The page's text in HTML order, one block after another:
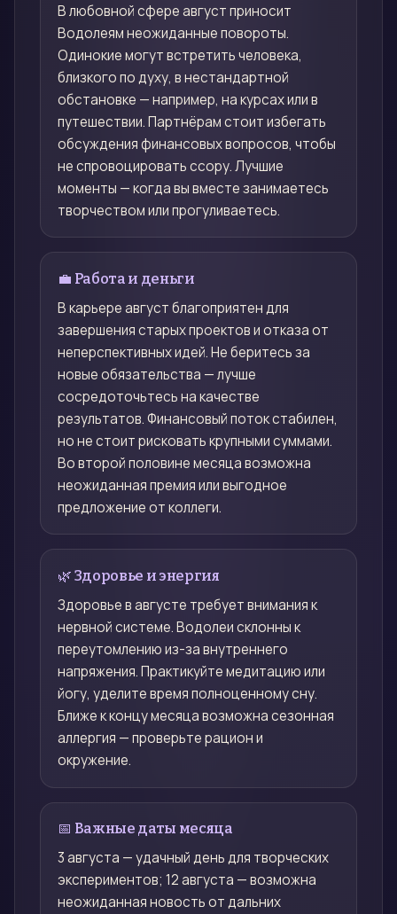
В любовной сфере август приносит
Водолеям неожиданные повороты.
Одинокие могут встретить человека,
близкого по духу, в нестандартной
обстановке — например, на курсах или в
путешествии. Партнёрам стоит избегать
обсуждения финансовых вопросов, чтобы
не спровоцировать ссору. Лучшие
моменты — когда вы вместе занимаетесь
творчеством или прогуливаетесь.
💼 Работа и деньги
В карьере август благоприятен для
завершения старых проектов и отказа от
неперспективных идей. Не беритесь за
новые обязательства — лучше
сосредоточьтесь на качестве
результатов. Финансовый поток стабилен,
но не стоит рисковать крупными суммами.
Во второй половине месяца возможна
неожиданная премия или выгодное
предложение от коллеги.
🌿 Здоровье и энергия
Здоровье в августе требует внимания к
нервной системе. Водолеи склонны к
переутомлению из-за внутреннего
напряжения. Практикуйте медитацию или
йогу, уделите время полноценному сну.
Ближе к концу месяца возможна сезонная
аллергия — проверьте рацион и
окружение.
📅 Важные даты месяца
3 августа — удачный день для творческих
экспериментов; 12 августа — возможна
неожиданная новость от дальних